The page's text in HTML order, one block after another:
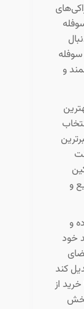
و
و
و
خود
کند
از